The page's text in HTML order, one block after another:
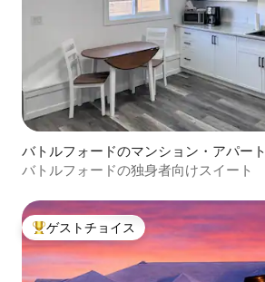
バトルフォードのマンション・アパート
バトルフォードの独身者向けスイート
大好評のゲストチョイスです。
ゲストチョイス